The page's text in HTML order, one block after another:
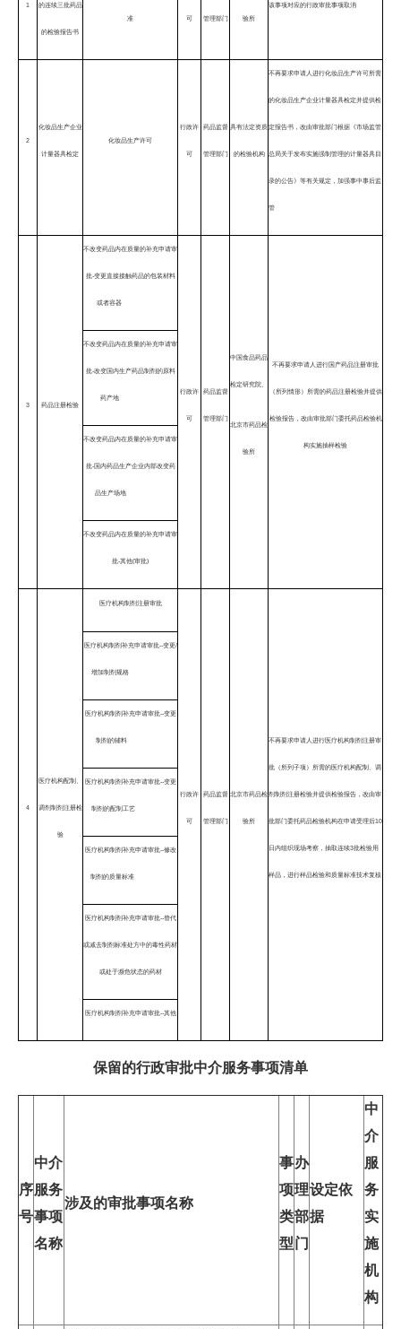
1 的连续三批药品
的检验报告书
准 可 管理部门 验所
该事项对应的行政审批事项取消
2
化妆品生产企业
计量器具检定
化妆品生产许可
行政许
可
药品监督
管理部门
具有法定资质
的检验机构
不再要求申请人进行化妆品生产许可所需
的化妆品生产企业计量器具检定并提供检
定报告书，改由审批部门根据《市场监管
总局关于发布实施强制管理的计量器具目
录的公告》等有关规定，加强事中事后监
管
3 药品注册检验
不改变药品内在质量的补充申请审
批-变更直接接触药品的包装材料
或者容器
行政许
可
药品监督
管理部门
中国食品药品
检定研究院、
北京市药品检
验所
不再要求申请人进行国产药品注册审批
（所列情形）所需的药品注册检验并提供
检验报告，改由审批部门委托药品检验机
构实施抽样检验
不改变药品内在质量的补充申请审
批-改变国内生产药品制剂的原料
药产地
不改变药品内在质量的补充申请审
批-国内药品生产企业内部改变药
品生产场地
不改变药品内在质量的补充申请审
批-其他(审批)
4
医疗机构配制、
调剂制剂注册检
验
医疗机构制剂注册审批
行政许
可
药品监督
管理部门
北京市药品检
验所
不再要求申请人进行医疗机构制剂注册审
批（所列子项）所需的医疗机构配制、调
剂制剂注册检验并提供检验报告，改由审
批部门委托药品检验机构在申请受理后10
日内组织现场考察，抽取连续3批检验用
样品，进行样品检验和质量标准技术复核
医疗机构制剂补充申请审批--变更/
增加制剂规格
医疗机构制剂补充申请审批--变更
制剂的辅料
医疗机构制剂补充申请审批--变更
制剂的配制工艺
医疗机构制剂补充申请审批--修改
制剂的质量标准
医疗机构制剂补充申请审批--替代
或减去制剂标准处方中的毒性药材
或处于濒危状态的药材
医疗机构制剂补充申请审批--其他
保留的行政审批中介服务事项清单
序
号
中介
服务
事项
名称
涉及的审批事项名称
事
项
类
型
办
理
部
门
设定依
据
中
介
服
务
实
施
机
构